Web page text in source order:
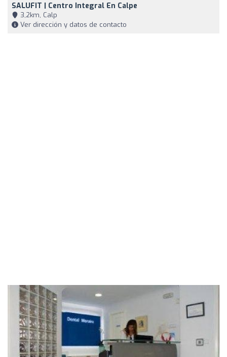
SALUFIT | Centro Integral En Calpe
3,2km, Calp
Ver dirección y datos de contacto